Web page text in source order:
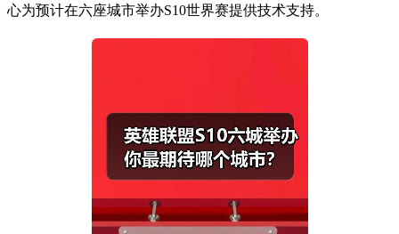
心为预计在六座城市举办S10世界赛提供技术支持。